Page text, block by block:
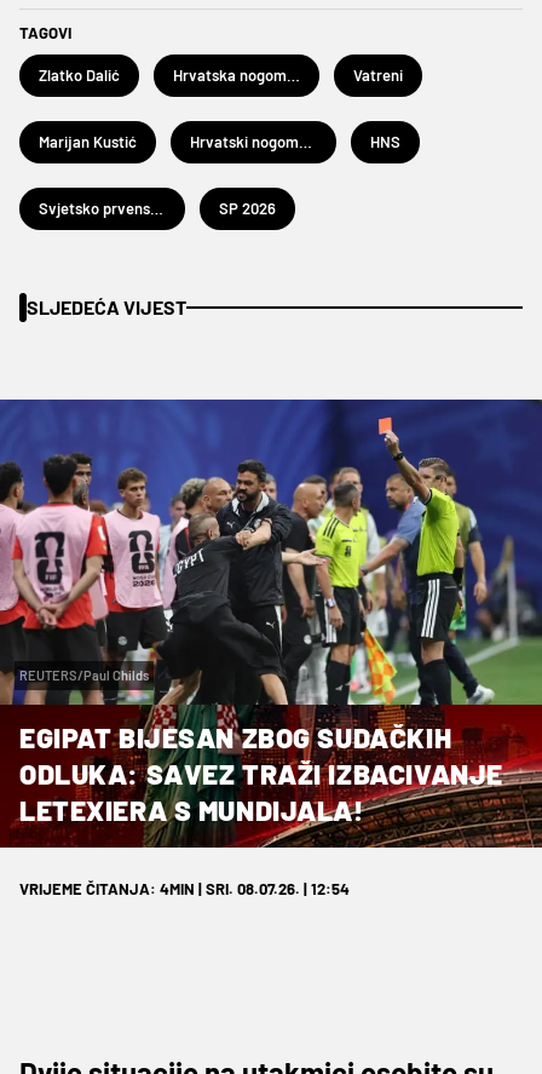
TAGOVI
Zlatko Dalić Vatreni
Marijan Kustić HNS
SP 2026
SLJEDEĆA VIJEST
REUTERS/Paul Childs
EGIPAT BIJESAN ZBOG SUDAČKIH
ODLUKA: SAVEZ TRAŽI IZBACIVANJE
LETEXIERA S MUNDIJALA!
VRIJEME ČITANJA: 4MIN | SRI. 08.07.26. | 12:54